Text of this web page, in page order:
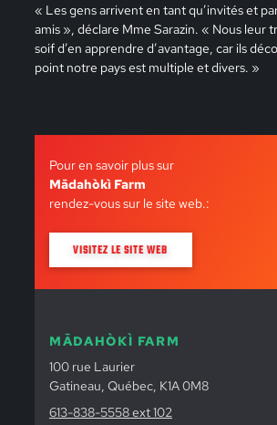
« Les gens arrivent en tant qu’invités et
amis », déclare Mme Sarazin. « Nous leur
soif d’en apprendre d’avantage, car ils
point notre pays est multiple et divers. »
Pour en savoir plus sur
Mādahòkì Farm
rendez-vous sur le site web.:
VISITEZ LE SITE WEB
MĀDAHÒKÌ FARM
100 rue Laurier
Gatineau, Québec, K1A 0M8
613-838-5558 ext 102